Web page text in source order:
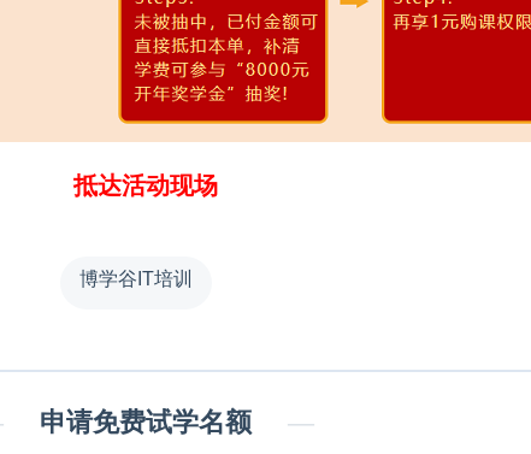
抵达活动现场
博学谷IT培训
申请免费试学名额 —